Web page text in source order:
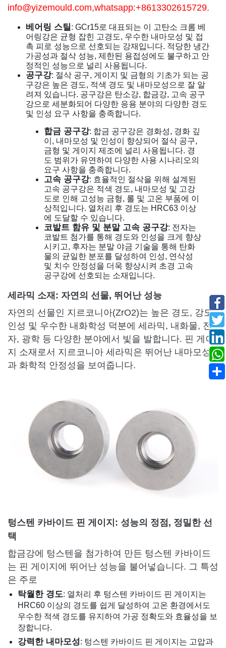
info@yizemould.com,whatsapp:+8613302615729.
베어링 스틸: GCr15로 대표되는 이 고탄소 크롬 베
어링강은 균형 잡힌 고경도, 우수한 내마모성 및 접
촉 피로 성능으로 선호되는 강재입니다. 적당한 냉간
가공성과 절삭 성능, 제한된 용접성에도 불구하고 안
정적인 성능으로 널리 사용됩니다.
공구강: 절삭 공구, 게이지 및 금형의 기초가 되는 공
구강은 높은 경도, 적색 경도 및 내마모성으로 잘 알
려져 있습니다. 공구강은 탄소강, 합금강, 고속 공구
강으로 세분화되어 다양한 응용 분야의 다양한 경도
및 인성 요구 사항을 충족합니다.
합금 공구강: 합금 공구강은 경화성, 경화 깊
이, 내마모성 및 인성이 향상되어 절삭 공구,
금형 및 게이지 제조에 널리 사용됩니다. 경
도 범위가 유연하여 다양한 사용 시나리오의
요구 사항을 충족합니다.
고속 공구강: 효율적인 절삭을 위해 설계된
고속 공구강은 적색 경도, 내마모성 및 고강
도로 인해 고성능 금형, 롤 및 고온 부품에 이
상적입니다. 열처리 후 경도는 HRC63 이상
에 도달할 수 있습니다.
코발트 함유 및 분말 고속 공구강: 전자는
코발트 첨가를 통해 경도와 인성을 크게 향상
시키고, 후자는 분말 야금 기술을 통해 탄화
물의 균일한 분포를 달성하여 인성, 연삭성
및 치수 안정성을 더욱 향상시켜 초경 고속
공구강에 선호되는 소재입니다.
세라믹 소재: 자연의 선물, 뛰어난 성능
자연의 선물인 지르코니아(ZrO2)는 높은 경도, 강도,
인성 및 우수한 내화학성 덕분에 세라믹, 내화물, 전
자, 광학 등 다양한 분야에서 빛을 발합니다. 핀 게이
지 소재로서 지르코니아 세라믹은 뛰어난 내마모성
과 화학적 안정성을 보여줍니다.
텅스텐 카바이드 핀 게이지: 성능의 정점, 정밀한 선
택
합금강에 텅스텐을 첨가하여 만든 텅스텐 카바이드
는 핀 게이지에 뛰어난 성능을 불어넣습니다. 그 특성
은 주로
탁월한 경도: 열처리 후 텅스텐 카바이드 핀 게이지는
HRC60 이상의 경도를 쉽게 달성하여 고온 환경에서도
우수한 적색 경도를 유지하여 가공 정확도와 효율성을 보
장합니다.
강력한 내마모성: 텅스텐 카바이드 핀 게이지는 고압과